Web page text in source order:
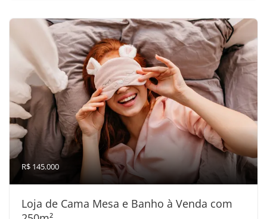
R$ 145.000
Loja de Cama Mesa e Banho à Venda com